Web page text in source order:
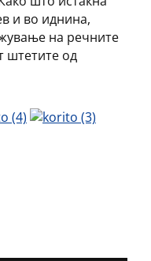
и во иднина,
на речните
штетите од